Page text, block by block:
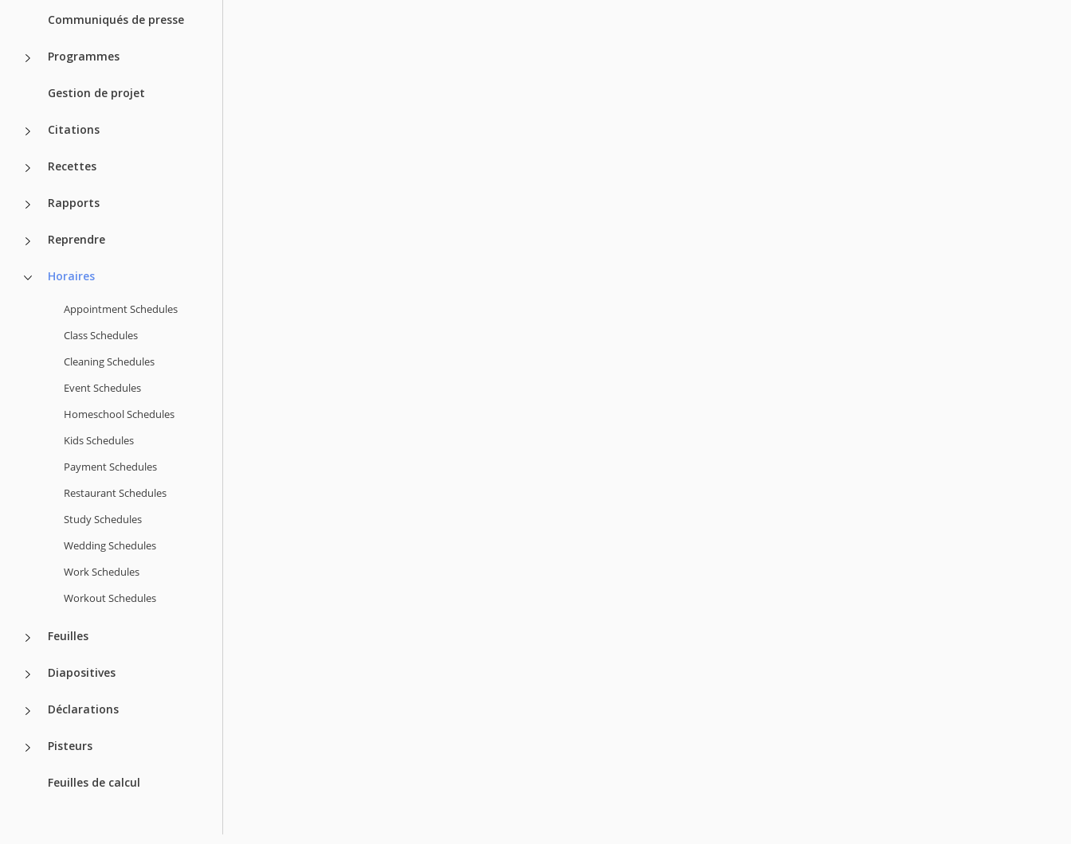
Communiqués de presse
Programmes
Gestion de projet
Citations
Recettes
Rapports
Reprendre
Horaires
Appointment Schedules
Class Schedules
Cleaning Schedules
Event Schedules
Homeschool Schedules
Kids Schedules
Payment Schedules
Restaurant Schedules
Study Schedules
Wedding Schedules
Work Schedules
Workout Schedules
Feuilles
Diapositives
Déclarations
Pisteurs
Feuilles de calcul